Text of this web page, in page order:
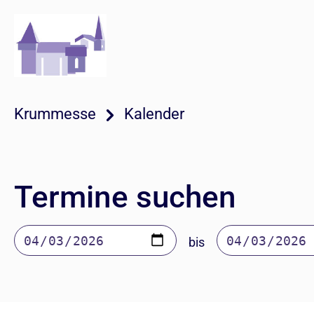
Krummesse Kalender
Termine suchen
bis